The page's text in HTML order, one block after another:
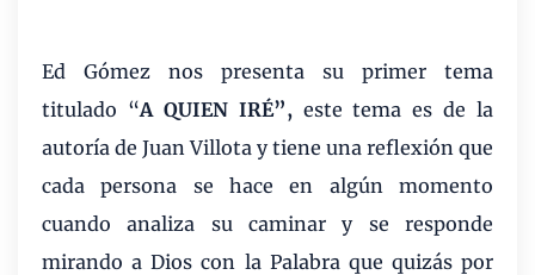
Ed Gómez nos presenta su primer tema
titulado “A QUIEN IRÉ”, este tema es de la
autoría de Juan Villota y tiene una reflexión que
cada persona se hace en algún momento
cuando analiza su caminar y se responde
mirando a Dios con la Palabra que quizás por